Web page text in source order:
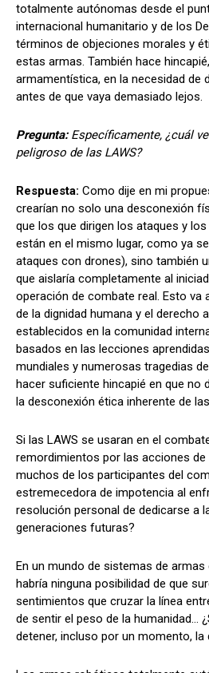
totalmente autónomas desde el
internacional humanitario y de los
términos de objeciones morales y
estas armas. También hace
armamentística, en la necesidad de
antes de que vaya demasiado lejos.
Pregunta: Específicamente, ¿cuál
peligroso de las LAWS?
Respuesta: Como dije en mi
crearían no solo una desconexión
que los que dirigen los ataques y
están en el mismo lugar, como ya
ataques con drones), sino también
que aislaría completamente al
operación de combate real. Esto va
de la dignidad humana y el derecho
establecidos en la comunidad
basados en las lecciones
mundiales y numerosas tragedias
hacer suficiente hincapié en que no
la desconexión ética inherente de
Si las LAWS se usaran en el
remordimientos por las acciones de
muchos de los participantes del
estremecedora de impotencia al
resolución personal de dedicarse a
generaciones futuras?
En un mundo de sistemas de
habría ninguna posibilidad de que
sentimientos que cruzar la línea
de sentir el peso de la humanidad…
detener, incluso por un momento, la